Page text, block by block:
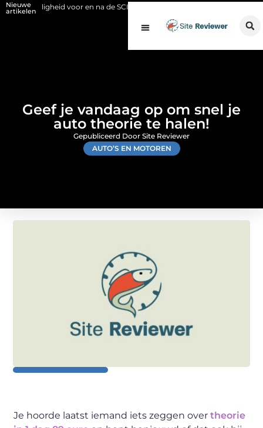
Nieuwe
artikelenvoor en na de SCIOS-keuring van de stookinstallatie
Geef je vandaag op om snel je
auto theorie te halen!
AUTO’S EN MOTOREN
Gepubliceerd Door Site Reviewer
Je hoorde laatst iemand iets zeggen overtheorie